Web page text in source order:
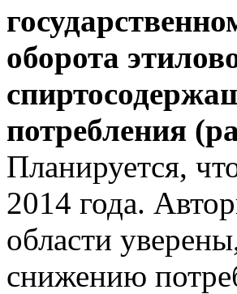
оборота
потребления
Планируется,
2014 года.
области
снижению